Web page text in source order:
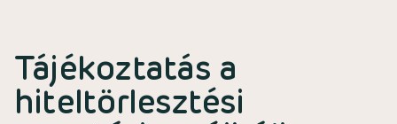
Tájékoztatás a
hiteltörlesztési